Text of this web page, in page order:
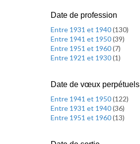
Date de profession
Entre 1931 et 1940(130)
Entre 1941 et 1950(39)
Entre 1951 et 1960(7)
Entre 1921 et 1930(1)
Date de vœux perpétuels
Entre 1941 et 1950(122)
Entre 1931 et 1940(36)
Entre 1951 et 1960(13)